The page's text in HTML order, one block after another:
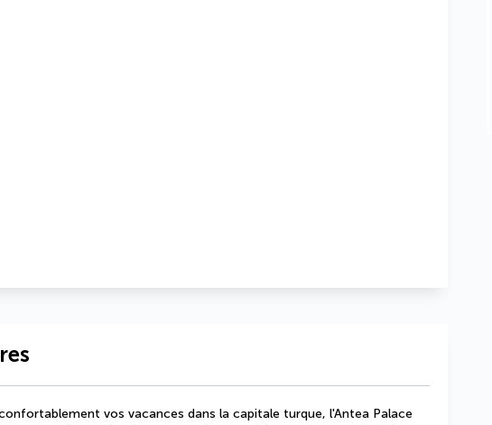
vos vacances dans la capitale turque, l'Antea Palace